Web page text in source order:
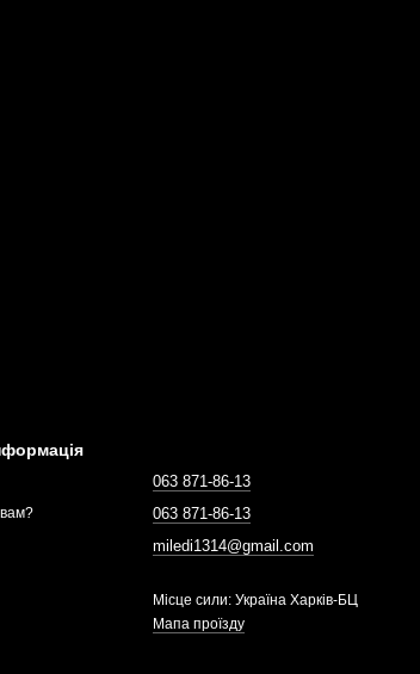
063 871-86-13
063 871-86-13
miledi1314@gmail.com
Місце сили: Україна Харків-БЦ
Мапа проїзду